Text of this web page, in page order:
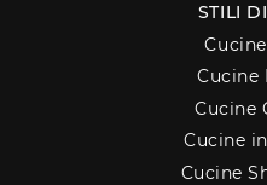
STILI
Cucine
Cucine
Cucine
Cucine